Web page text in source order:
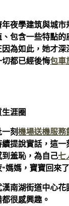
夜學建筑與城
包含一些特點
因為如此，她才
都已經後悔包車
涯圈
刻機場送機服務
續提說實話，這
羞恥，為自己七
媽媽，寶寶回來
南湖街道中心
很感興趣。